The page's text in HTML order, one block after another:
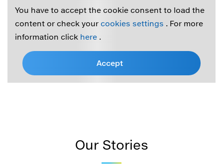
You have to accept the cookie consent to load the
content or check your cookies settings . For more
information click here .
Accept
Our Stories